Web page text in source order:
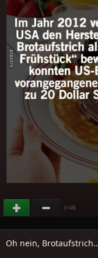
(+18)
Oh nein, Brotaufstrich..